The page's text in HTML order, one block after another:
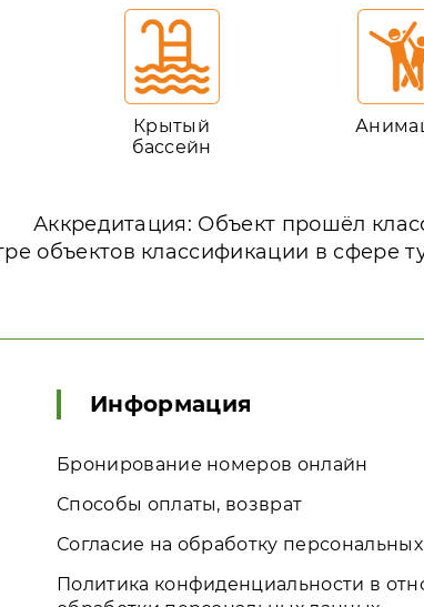
Крытый
бассейн
Аккредитация: Объект прошёл
объектов классификации в сфере
Информация
Бронирование номеров онлайн
Способы оплаты, возврат
Согласие на обработку
Политика конфиденциальности в